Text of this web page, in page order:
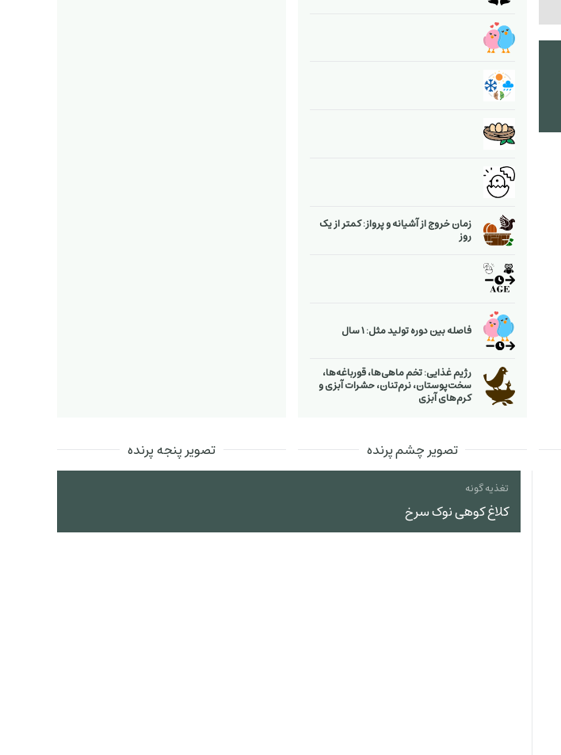
زمان خروج از آشیانه و پرواز: کمتر از یک
روز
فاصله بین دوره تولید مثل: 1 سال
رژیم غذایی: تخم ماهی‌ها، قورباغه‌ها،
سخت‌پوستان، نرم‌تنان، حشرات آبزی و
كرم‌های آبزی
تصویر چشم پرنده تصویر پنجه پرنده
تغذیه گونه
کلاغ کوهی نوک سرخ